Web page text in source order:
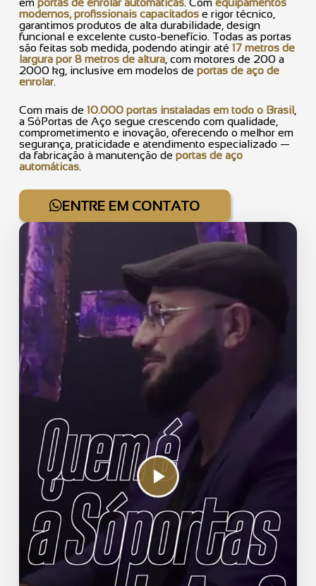
modernos, profissionais capacitados e rigor técnico,
garantimos produtos de alta durabilidade, design
funcional e excelente custo-benefício. Todas as portas
são feitas sob medida, podendo atingir até 17 metros de
largura por 8 metros de altura , com motores de 200 a
2000 kg, inclusive em modelos de portas de aço de
enrolar.
Com mais de 10.000 portas instaladas em todo o Brasil
a SóPortas de Aço segue crescendo com qualidade,
comprometimento e inovação, oferecendo o melhor em
segurança, praticidade e atendimento especializado —
da fabricação à manutenção de portas de aço
automáticas.
ENTRE EM CONTATO